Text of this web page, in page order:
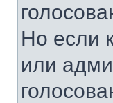
Но если
или